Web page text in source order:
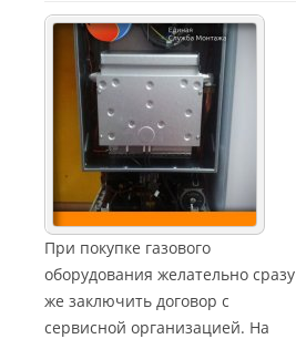
При покупке газового
оборудования желательно сразу
же заключить договор с
сервисной организацией. На